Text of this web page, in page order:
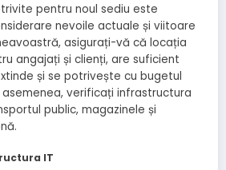
pentru noul sediu este
nevoile actuale și viitoare
asigurați-vă că locația
angajați și clienți, are suficient
și se potrivește cu bugetul
verificați infrastructura
public, magazinele și
IT